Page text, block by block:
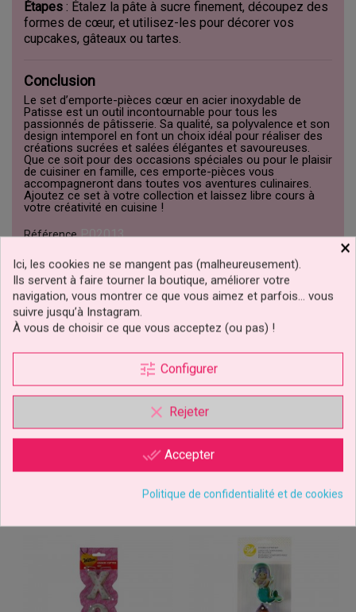
Étapes : Étalez la pâte à sucre finement, découpez des
formes de cœur, et utilisez-les pour décorer vos
cupcakes, gâteaux ou tartes.
Conclusion
Le set d’emporte-pièces cœur en acier inoxydable de
Patisse est un outil incontournable pour tous les
passionnés de pâtisserie. Sa qualité, sa polyvalence et son
design intemporel en font un choix idéal pour réaliser des
créations sucrées et salées élégantes et savoureuses.
Que ce soit pour des occasions spéciales ou pour le plaisir
de cuisiner en famille, ces emporte-pièces vous
accompagneront dans toutes vos aventures culinaires.
Ajoutez ce set à votre collection et laissez libre cours à
votre créativité en cuisine !
Référence P02013
Fiche technique
Couleur Argent
Compositions Métal
CLIQUEZ ICI POUR LAISSER UN COMMENTAIRE
5 autres produits dans la même
×
Ici, les cookies ne se mangent pas (malheureusement).
Ils servent à faire tourner la boutique, améliorer votre
navigation, vous montrer ce que vous aimez et parfois… vous
suivre jusqu’à Instagram.
À vous de choisir ce que vous acceptez (ou pas) !
tune Configurer
clear Rejeter
done_all Accepter
Politique de confidentialité et de cookies